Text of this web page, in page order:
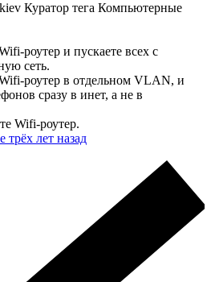
Куратор тега Компьютерные
роутер и пускаете всех с
сеть.
роутер в отдельном VLAN, и
сразу в инет, а не в
Wifi-роутер.
трёх лет назад